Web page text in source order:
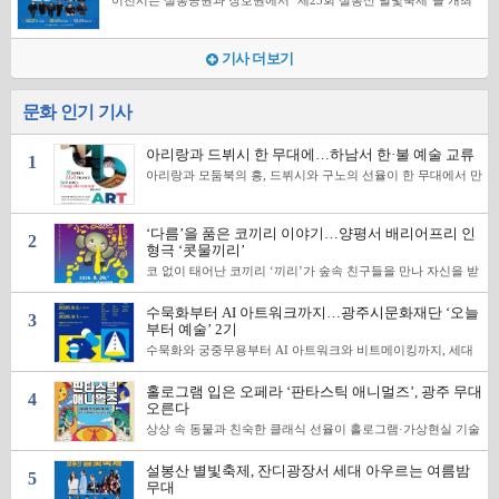
시간을 전할 예정이다. 이번 작품은 문화체육관광부가 후원하고 예술
작품성과 예술성을 인정받아 전국 주요 공연장에서 가족 관객과 만나
고 있다. 공연을 제작한 창작집단 인사리는 일상의 작은 이야기에서
출발해 어린이와 가족이 함께 공감할 수 있는 작품을 선보여 왔다. 오
리’는 서로의 다름을 이해하고 존중하는 과정을 따뜻한 시선으로 담
와 가족 모두에게 공감과 감동을 전하는 시간이 되기를 기대한다”고
말했다. 공연은 24개월 이상 관람할 수 있으며 러닝타임은 55분이다.
관람료는 전석 1만원으로, 양평군민은 50%, 예술인패스 소지자는
30% 할인받을 수 있다. 예매는 오는 28일까지 인터파크 티켓(1544-
1555)에서 진행하며, 자세한 내용은 양평문화재단 홈페이지에서 확
인할 수 있다.
영된다. 전통 회화와 무용, 음악뿐 아니라 인공지능을 활용한 디지털
다. 그림과 코딩, 음악 창작을 직접 체험하며 어린이의 표현력과 창의
성을 키우는 데 초점을 맞췄다. 광주하남교육지원청과 협업한 예술공
유학교 ‘비트메이커’도 연속 운영한다. 학교 교육과정에서 접하기 어
려운 실습형 문화예술교육을 제공하고, 지역 교육기관과의 협력 기반
을 이어가기 위해서다. 광주시문화재단 관계자는 “예술아카데미 ‘오
늘부터 예술’을 통해 시민들이 일상 속에서 예술을 보다 가까이 경험
하길 바란다”며 “꾸준한 운영과 내실 있는 프로그램을 통해 지역을
대표하는 문화예술교육 프로그램으로 자리매김해 나가겠다”고 말했
다. 수강 신청은 광주시문화재단 홈페이지에서 할 수 있으며, 자세한
내용은 광주시문화재단(1522-0338)으로 문의하면 된다.
판타지 오페라 콘서트다. 관객에게 익숙한 클래식 음악을 작품의 이
무대를 선보인다. 공연에는 국내에서 활동하는 성우와 성악가, 발레
무용수들이 함께한다. 군포 프라임 필하모닉 오케스트라가 연주를 맡
아 음악과 연기, 무용이 어우러지는 입체적인 무대를 완성한다. 홀로
그램과 가상현실 등 멀티미디어 기술을 접목한 연출도 눈길을 끈다.
을 둔 전통적인 오페라 콘서트와 다른 볼거리를 제공할 예정이다. 이
번 공연은 문화체육관광부 산하 예술경영센터의 ‘2026 공연예술 지
공연예술을 가까운 곳에서 접할 기회를 넓히고, 오페라를 어렵게 느
끼는 관객에게 보다 친숙한 방식으로 다가가기 위해 마련됐다. 광주
시문화재단은 이야기와 영상, 음악을 결합한 이번 공연이 오페라에
대한 심리적 장벽을 낮추고 가족 단위 관람객이 클래식 공연을 편안
하게 접하는 계기가 될 것으로 기대하고 있다. 공연은 만 4세 이상 관
람할 수 있으며 관람료는 전석 2만 원이다. 예매와 자세한 내용은 광
주시문화재단 홈페이지에서 확인할 수 있으며, 관련 문의는 재단으로
하면 된다.
예술인과 인기 가수가 함께하는 무대로 이어진다. 지난 1일 설봉공원
잔디광장에서 열린 개막 공연에는 김용빈과 HYNN, 김동명, 그룹 빌
지막 공연을 장식한다. 세 차례 공연은 모두 오후 7시 30분부터 진행
된다. 초청 가수 공연에 앞서 지역 예술인들의 무대도 축제의 흐름을
타악 퍼포먼스, 라이브 밴드, 힙합댄스, 성악, 창작무용, 뮤지컬 갈라,
팝스오케스트라와 합창 등 여러 장르가 펼쳐진다. 대중가수 중심의
공연에 지역 예술인들의 무대를 더해 세대와 장르의 폭을 넓혔다. 올
해 가장 큰 변화는 공연 장소다. 기존 설봉공원 야외대공연장이 재건
립에 들어가면서 1일과 8일 공연은 인근 잔디광장으로 자리를 옮겼
다. 이천시는 재건립을 통해 공연장의 안전과 편의를 높이고 시민의
문화향유 기회를 확대할 계획이다. 고정 객석 없이 가족과 친구, 연인
이 잔디 위에 앉아 자연 속에서 공연을 감상하는 방식으로 운영되는
만큼, 이천시는 관람객들이 보다 편안하게 축제를 즐길 수 있도록 개
인 돗자리를 준비해 달라고 당부했다. 무대와 객석을 분리한 기존 공
연장과 달리 잔디광장 전체가 열린 문화공간으로 활용되면서 관람객
들은 한여름 밤의 정취와 공연을 함께 즐길 수 있다. 지역축제의 역할
은 공연 관람에만 머물지 않는다. 2025년 한국학술지인용색인 등재
논문은 지역 문화축제가 공연과 축제 공간에서 지역의 서사와 공동체
적 가치를 재구성하는 과정에 주목하고, 지역 예술인의 참여 방식도
중요한 요소로 분석했다. 설봉산 별빛축제 역시 시민의 일상 가까이
에 문화예술 무대를 마련하고 지역 예술인과 대중가수를 한자리에서
만날 기회를 제공한다. 교통과 안전 대책도 마련됐다. 이천시는 설봉
공원 주변 주차난에 대비해 이천시청과 이천중앙교회 주차장을 임시
주차장으로 개방한다. 원활한 교통 흐름과 안전사고 예방을 위해 가
급적 도보나 대중교통을 이용해 줄 것을 요청했다. 비가 내릴 경우에
는 뒤편 관람객의 시야를 가리고 밀집된 공간에서 안전사고를 일으킬
수 있는 우산 대신 우비를 착용해 달라고 당부했다. 시 관계자는 “올
해 별빛축제는 공연장 재건립에 따라 설봉공원 잔디광장에서 시민들
과 만나게 됐다”고 말했다. 이어 “자연과 함께하는 특별한 공연인 만
기사 더보기
문화 인기 기사
1 아리랑과 드뷔시 한 무대에…하남서 한·불 예술 교류
아리랑과 모둠북의 흥, 드뷔시와 구노의 선율이 한 무대에서 만
음악을 결합한 ‘갓 KOREA 심쿵 FRANCE ART FESTIVAL’을
개최한다. 이번 공연은 양국이 이어온 문화교류의 의미를 되새
기고, 서로 다른 예술적 감성과 아름다움을 한자리에서 경험할
수 있도록 기획한 국제교류형 융합 무대다. 공연은 한국의 전통
과 흥을 담은 1부 ‘갓 KOREA’와 프랑스 특유의 낭만적 감성을
풀어낸 2부 ‘심쿵 France’로 나뉜다. 1부에서는 아리랑을 비롯
해 한국창작발레와 전통무용, 가곡, 모둠북, 판굿 등을 선보인
다. 전통예술의 장단과 몸짓에 현대적인 무대 표현을 더해 한국
문화의 다채로운 면모를 보여준다. 2부에서는 드뷔시와 구노,
들리브 등 프랑스 작곡가들의 작품을 성악과 피아노, 창작발레
시작된 공연은 오는 28일 프랑스 ‘Château de Ville d’Avray’ 무
대로 이어진다. 한국에서 선보인 융합 공연을 프랑스 현지 관객
에게 소개하며 양국 문화예술 교류의 접점을 넓힌다는 구상이
다. 총연출과 제작은 허성재 아트필드 대표가 맡았으며 김지안
예술감독과 김나래 기획자가 참여했다. 성악과 창작발레, 한국
전통무용, 사물놀이 등 여러 분야의 예술가들이 함께 무대를 꾸
민다. 하남문화재단 관계자는 “한국의 전통예술과 프랑스 클래
식 예술을 한자리에서 만날 수 있는 특별한 공연을 마련했
2
‘다름’을 품은 코끼리 이야기…양평서 배리어프리 인
형극 ‘콧물끼리’
코 없이 태어난 코끼리 ‘끼리’가 숲속 친구들을 만나 자신을 받
섯 번째 작품으로 창작집단 인사리의 배리어프리 인형극 ‘콧물
끼리’를 오는 29일 오전 11시와 오후 2시 양평문화재단 2층 씨
어터양평에서 공연한다. ‘콧물끼리’는 어린이의 눈높이에 맞춘
유쾌한 이야기 안에 자존감과 다양성, 공존의 가치를 담은 가족
극이다. 주인공 ‘끼리’가 숲속 동물들과 관계를 맺으며 자신의
모습을 있는 그대로 받아들이는 과정을 따뜻하게 그려낸다. 장
애 유무와 관계없이 공연을 함께 즐길 수 있도록 수어통역과 문
자해설도 제공한다. 문화예술 향유의 문턱을 낮춰 어린이와 가
족 관객이 같은 무대와 이야기를 함께 경험할 수 있도록 한 배
가 어우러지고 관객이 공연에 참여하는 연출을 더해 이야기의
몰입감과 상상력을 끌어올린다. 어린이에게는 자신과 타인의
3
수묵화부터 AI 아트워크까지…광주시문화재단 ‘오늘
부터 예술’ 2기
수묵화와 궁중무용부터 AI 아트워크와 비트메이킹까지, 세대
어를 대상으로 2026 예술아카데미 ‘오늘부터 예술’ 2기를 운영
하며, 수강생을 지난 3일부터 선착순 모집하고 있다. 이번 아카
데미는 전통예술과 생활예술, 디지털 창작을 아우르는 프로그
램으로 구성됐다. 연령과 관심 분야에 따라 시민들이 일상 가까
이에서 다양한 예술을 배우고 직접 창작할 수 있도록 강좌의 폭
을 넓혔다. 성인 강좌로는 ‘동양을 담아내는 수묵화’, ‘천상의
목소리, 성악’, ‘궁중무용과 신명나는 진도북춤’, ‘함께 부르는
노래교실’, ‘가볍게 한 스탭, 스윙댄스’, ‘AI 아트워크’ 등이 운
4
홀로그램 입은 오페라 ‘판타스틱 애니멀즈’, 광주 무대
오른다
상상 속 동물과 친숙한 클래식 선율이 홀로그램·가상현실 기술
대중 친화형 오페라 콘서트 ‘판타스틱 애니멀즈’를 공연한다.
‘판타스틱 애니멀즈’는 한우리오페라예술단 하마(HAMA)가
5
설봉산 별빛축제, 잔디광장서 세대 아우르는 여름밤
무대